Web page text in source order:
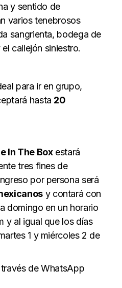
y sentido de
varios tenebrosos
sangrienta, bodega de
callejón siniestro.
para ir en grupo,
hasta 20
In The Boxestará
tres fines de
por persona será
y contará con
domingo en un horario
y al igual que los días
1 y miércoles 2 de
de WhatsApp